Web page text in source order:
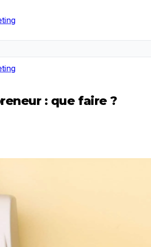
: que faire ?